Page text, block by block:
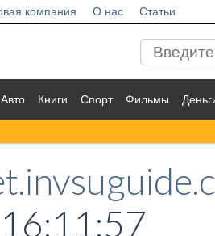
компания О нас Статьи
Авто Книги Спорт Фильмы